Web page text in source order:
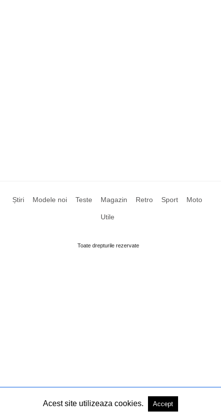
Știri Modele noi Teste Magazin Retro Sport Moto
Utile
Toate drepturile rezervate
Acest site utilizeaza cookies. Accept